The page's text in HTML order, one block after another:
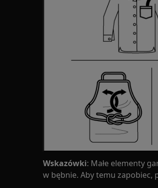
Wskazówki: Małe elementy
w bębnie. Aby temu zapobiec,